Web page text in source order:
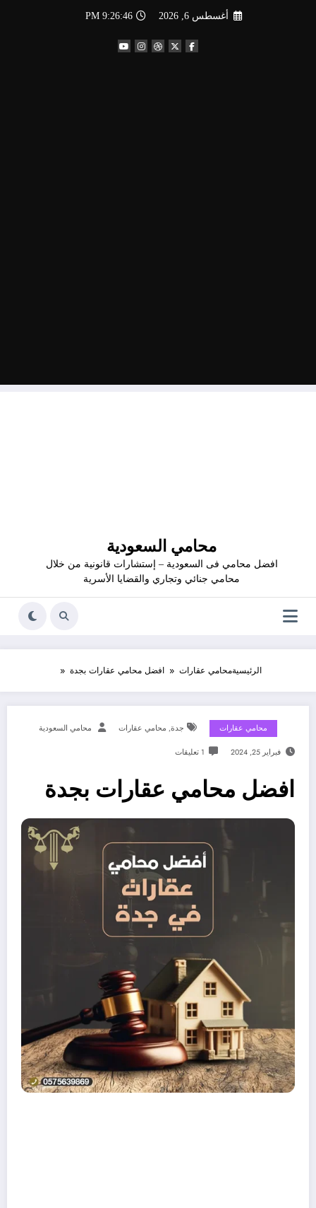
أغسطس 6, 2026 9:26:47 PM
محامي السعودية
افضل محامي فى السعودية – إستشارات قانونية من خلال
محامي جنائي وتجاري والقضايا الأسرية
الرئيسيةمحامي عقارات افضل محامي عقارات بجدة
محامي عقارات جدة, محامي عقارات محامي السعودية
فبراير 25, 2024 1 تعليقات
افضل محامي عقارات بجدة